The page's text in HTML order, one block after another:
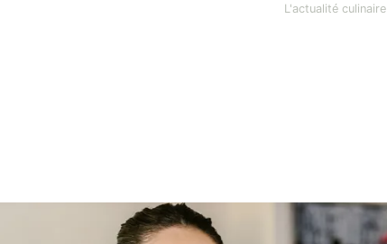
L'actualité culinaire